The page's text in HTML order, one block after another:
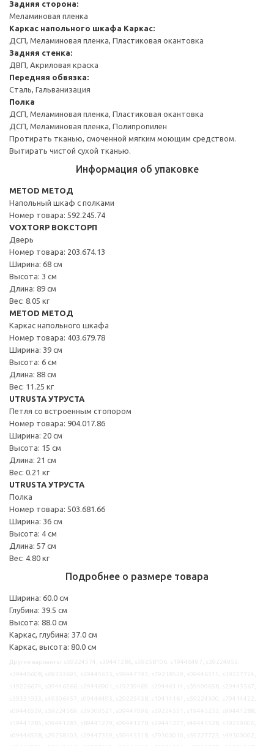
Задняя сторона:
Меламиновая пленка
Каркас напольного шкафа Каркас:
ДСП, Меламиновая пленка, Пластиковая окантовка
Задняя стенка:
ДВП, Акриловая краска
Передняя обвязка:
Сталь, Гальванизация
Полка
ДСП, Меламиновая пленка, Пластиковая окантовка
ДСП, Меламиновая пленка, Полипропилен
Протирать тканью, смоченной мягким моющим средством.
Вытирать чистой сухой тканью.
Информация об упаковке
METOD МЕТОД
Напольный шкаф с полками
Номер товара: 592.245.74
VOXTORP ВОКСТОРП
Дверь
Номер товара: 203.674.13
Ширина: 68 см
Высота: 3 см
Длина: 89 см
Вес: 8.05 кг
METOD МЕТОД
Каркас напольного шкафа
Номер товара: 403.679.78
Ширина: 39 см
Высота: 6 см
Длина: 88 см
Вес: 11.25 кг
UTRUSTA УТРУСТА
Петля со встроенным стопором
Номер товара: 904.017.86
Ширина: 20 см
Высота: 15 см
Длина: 21 см
Вес: 0.21 кг
UTRUSTA УТРУСТА
Полка
Номер товара: 503.681.66
Ширина: 36 см
Высота: 4 см
Длина: 57 см
Вес: 4.80 кг
Подробнее о размере товара
Ширина: 60.0 см
Глубина: 39.5 см
Высота: 88.0 см
Каркас, глубина: 37.0 см
Каркас, высота: 80.0 см